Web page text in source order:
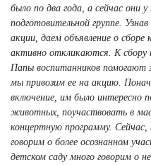
было по два года, а сейчас они
подготовительной группе.
акции, даем объявление о сборе
активно откликаются. К сбору
Папы воспитанников помогают
мы привозим ее на акцию.
включение, им было интересно
животных, поучаствовать в
концертную программу.
говорим о более осознанном
детском саду много говорим о